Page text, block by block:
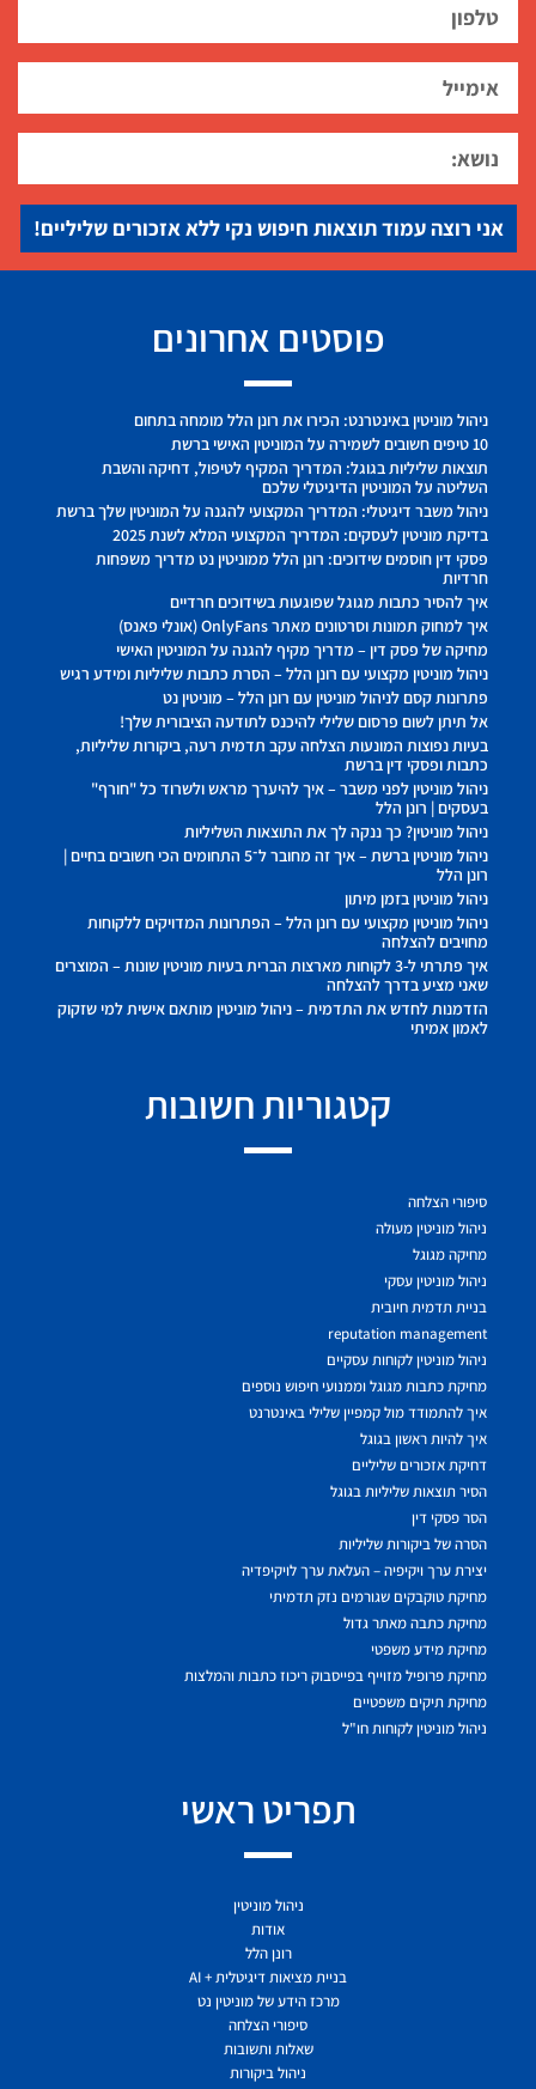
אני רוצה עמוד תוצאות חיפוש נקי ללא אזכורים שליליים!
פוסטים אחרונים
ניהול מוניטין באינטרנט: הכירו את רונן הלל מומחה בתחום
10 טיפים חשובים לשמירה על המוניטין האישי ברשת
תוצאות שליליות בגוגל: המדריך המקיף לטיפול, דחיקה והשבת
השליטה על המוניטין הדיגיטלי שלכם
ניהול משבר דיגיטלי: המדריך המקצועי להגנה על המוניטין שלך ברשת
בדיקת מוניטין לעסקים: המדריך המקצועי המלא לשנת 2025
פסקי דין חוסמים שידוכים: רונן הלל ממוניטין נט מדריך משפחות
חרדיות
איך להסיר כתבות מגוגל שפוגעות בשידוכים חרדיים
איך למחוק תמונות וסרטונים מאתר OnlyFans (אונלי פאנס)
מחיקה של פסק דין – מדריך מקיף להגנה על המוניטין האישי
ניהול מוניטין מקצועי עם רונן הלל – הסרת כתבות שליליות ומידע רגיש
פתרונות קסם לניהול מוניטין עם רונן הלל – מוניטין נט
אל תיתן לשום פרסום שלילי להיכנס לתודעה הציבורית שלך!
בעיות נפוצות המונעות הצלחה עקב תדמית רעה, ביקורות שליליות,
כתבות ופסקי דין ברשת
ניהול מוניטין לפני משבר – איך להיערך מראש ולשרוד כל "חורף"
בעסקים | רונן הלל
ניהול מוניטין? כך ננקה לך את התוצאות השליליות
ניהול מוניטין ברשת – איך זה מחובר ל־5 התחומים הכי חשובים בחיים |
רונן הלל
ניהול מוניטין בזמן מיתון
ניהול מוניטין מקצועי עם רונן הלל – הפתרונות המדויקים ללקוחות
מחויבים להצלחה
איך פתרתי ל-3 לקוחות מארצות הברית בעיות מוניטין שונות – המוצרים
שאני מציע בדרך להצלחה
הזדמנות לחדש את התדמית – ניהול מוניטין מותאם אישית למי שזקוק
לאמון אמיתי
קטגוריות חשובות
סיפורי הצלחה
ניהול מוניטין מעולה
מחיקה מגוגל
ניהול מוניטין עסקי
בניית תדמית חיובית
reputation management
ניהול מוניטין לקוחות עסקיים
מחיקת כתבות מגוגל וממנועי חיפוש נוספים
איך להתמודד מול קמפיין שלילי באינטרנט
איך להיות ראשון בגוגל
דחיקת אזכורים שליליים
הסיר תוצאות שליליות בגוגל
הסר פסקי דין
הסרה של ביקורות שליליות
יצירת ערך ויקיפיה – העלאת ערך לויקיפדיה
מחיקת טוקבקים שגורמים נזק תדמיתי
מחיקת כתבה מאתר גדול
מחיקת מידע משפטי
מחיקת פרופיל מזוייף בפייסבוק ריכוז כתבות והמלצות
מחיקת תיקים משפטיים
ניהול מוניטין לקוחות חו"ל
תפריט ראשי
ניהול מוניטין
אודות
רונן הלל
בניית מציאות דיגיטלית + AI
מרכז הידע של מוניטין נט
סיפורי הצלחה
שאלות ותשובות
ניהול ביקורות